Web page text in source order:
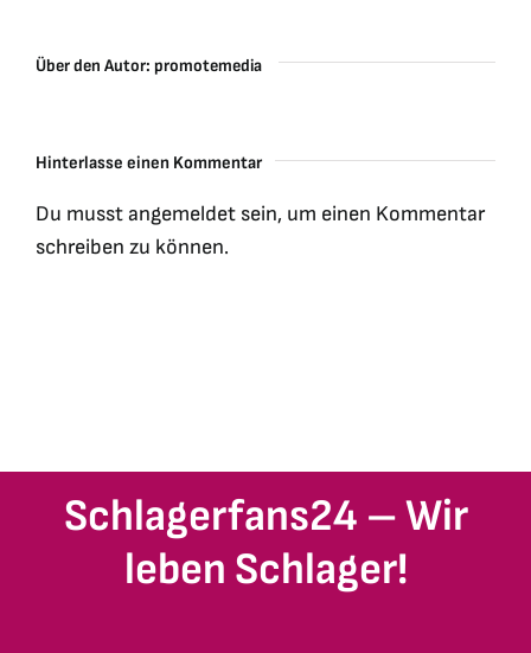
Über den Autor: promotemedia
Hinterlasse einen Kommentar
Du musstangemeldet sein, um einen Kommentar
schreiben zu können.
Schlagerfans24 – Wir
leben Schlager!